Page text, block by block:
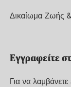
Δικαίωμα Ζωής
Εγγραφείτε
Για να